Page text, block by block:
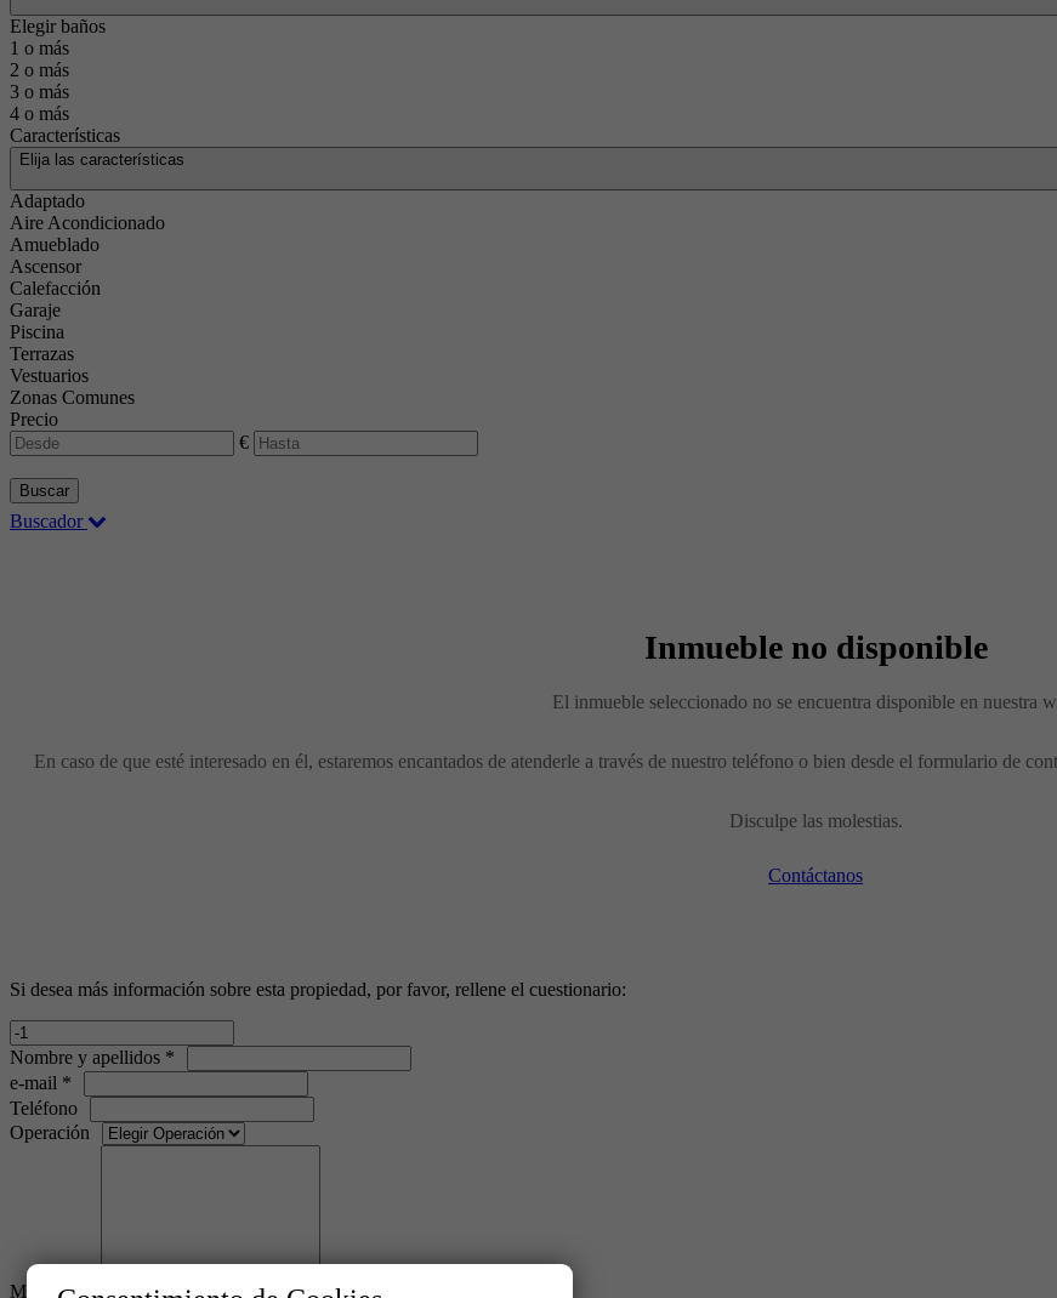
Elegir baños
1 o más
2 o más
3 o más
4 o más
Características
Elija las características
Adaptado
Aire Acondicionado
Amueblado
Ascensor
Calefacción
Garaje
Piscina
Terrazas
Vestuarios
Zonas Comunes
Precio
€
Buscar
Buscador
Inmueble no disponible
El inmueble seleccionado no se encuentra disponible en nuestra
En caso de que esté interesado en él, estaremos encantados de atenderle a través de nuestro teléfono o bien desde el formulario de
Disculpe las molestias.
Contáctanos
Si desea más información sobre esta propiedad, por favor, rellene el cuestionario:
Nombre y apellidos *
e-mail *
Teléfono
Operación
Mensaje *